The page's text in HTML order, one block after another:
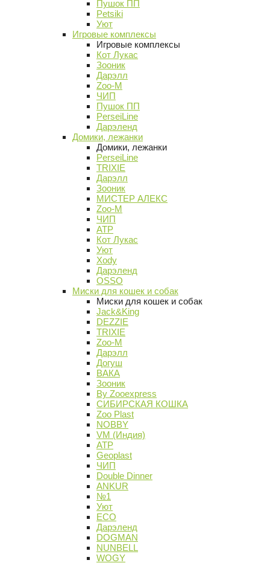
Пушок ПП
Petsiki
Уют
Игровые комплексы
Игровые комплексы
Кот Лукас
Зооник
Дарэлл
Zoo-M
ЧИП
Пушок ПП
PerseiLine
Дарэленд
Домики, лежанки
Домики, лежанки
PerseiLine
TRIXIE
Дарэлл
Зооник
МИСТЕР АЛЕКС
Zoo-M
ЧИП
АТР
Кот Лукас
Уют
Xody
Дарэленд
OSSO
Миски для кошек и собак
Миски для кошек и собак
Jack&King
DEZZIE
TRIXIE
Zoo-M
Дарэлл
Догуш
ВАКА
Зооник
By Zooexpress
СИБИРСКАЯ КОШКА
Zoo Plast
NOBBY
VM (Индия)
АТР
Geoplast
ЧИП
Double Dinner
ANKUR
№1
Уют
ECO
Дарэленд
DOGMAN
NUNBELL
WOGY